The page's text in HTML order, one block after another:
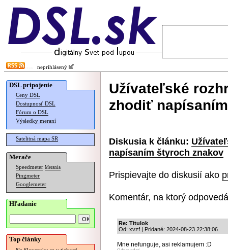
neprihlásený
DSL pripojenie
Ceny DSL
Dostupnosť DSL
Fórum o DSL
Výsledky meraní
Satelitná mapa SR
Merače
Speedmeter Merania
Pingmeter
Googlemeter
Hľadanie
Top články
Užívateľské
zhodiť
Diskusia k článku:
napísaním štyroch znakov
Prispievajte do diskusií ako
Komentár, na ktorý
Re: Titulok
Od: xvzf | Pridané: 2024-08-23 22:38:06
Mne nefunguje, asi reklamujem :D